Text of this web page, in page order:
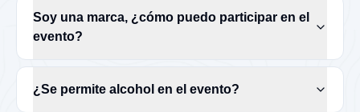
Soy una marca, ¿cómo puedo participar en el
evento?
¿Se permite alcohol en el evento?